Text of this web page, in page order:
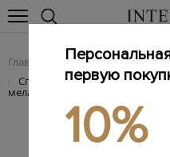
Главная Женщинам /
/ Спортивные брюки из
меланжево-сером оттенке
первую
10%